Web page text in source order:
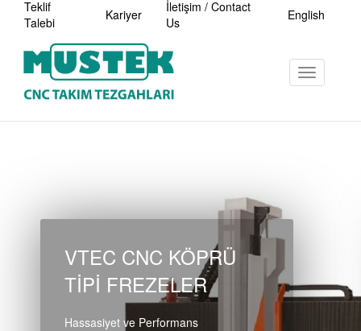
main
Header
Menu
Teklif
Talebi
Kariyer
İletişim / Contact
Us
English
Toggle
navigation
VTEC CNC KÖPRÜ
TİPİ FREZELER
Hassasiyet ve Performans